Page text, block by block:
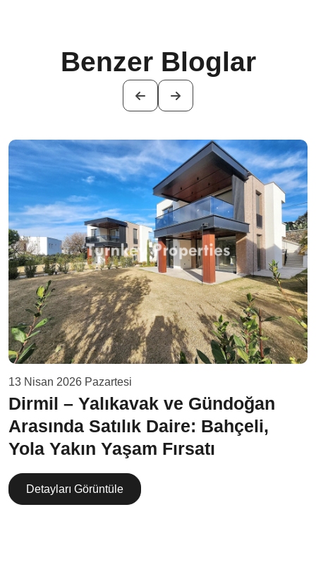
Benzer Bloglar
13 Nisan 2026 Pazartesi
Dirmil – Yalıkavak ve Gündoğan
Arasında Satılık Daire: Bahçeli,
Yola Yakın Yaşam Fırsatı
Detayları Görüntüle